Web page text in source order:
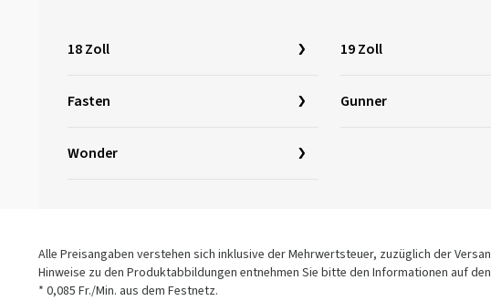
18 Zoll 19 Zoll
Fasten Gunner
Wonder
Alle Preisangaben verstehen sich inklusive der Mehrwertsteuer, zuzüglich der
Hinweise zu den Produktabbildungen entnehmen Sie bitte den Informationen auf
* 0,085 Fr./Min. aus dem Festnetz.